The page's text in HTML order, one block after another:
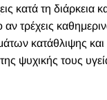
κατά τη διάρκεια
κατάθλιψης και
ψυχικής τους